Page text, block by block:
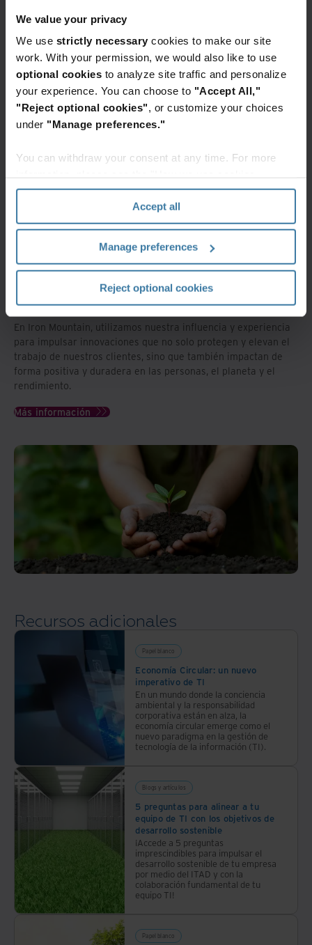
We value your privacy
We use strictly necessary cookies to make our site
work. With your permission, we would also like to use
optional cookies to analyze site traffic and personalize
your experience. You can choose to "Accept All,"
"Reject optional cookies", or customize your choices
under "Manage preferences."
You can withdraw your consent at any time. For more
section" of ourPrivacy Policy.
Accept all
Manage preferences
Reject optional cookies
sobre su composición, procesos de fabricación y
opciones de reciclaje.
Los documentos y la información son el alma de
cualquier organización. El almacenamiento de
documentos seguro es fundamental para el
cumplimiento de las normativas y la continuidad del
negocio. Para organizar, almacenar y recuperar
necesitas herramientas y suministros confiables. La Eco
responsable, es completamente reciclable y es fácil de
Sostenibilidad en Iron Mountain
En Iron Mountain, utilizamos nuestra influencia y experiencia
para impulsar innovaciones que no solo protegen y elevan el
trabajo de nuestros clientes, sino que también impactan de
forma positiva y duradera en las personas, el planeta y el
rendimiento.
Más información
Recursos adicionales
Papel blanco
Economía Circular: un nuevo
imperativo de TI
En un mundo donde la conciencia
ambiental y la responsabilidad
corporativa están en alza, la
economía circular emerge como el
nuevo paradigma en la gestión de
tecnología de la información (TI).
Blogs y artículos
5 preguntas para alinear a tu
equipo de TI con los objetivos de
desarrollo sostenible
¡Accede a 5 preguntas
imprescindibles para impulsar el
desarrollo sostenible de tu empresa
por medio del ITAD y con la
colaboración fundamental de tu
equipo TI!
Papel blanco